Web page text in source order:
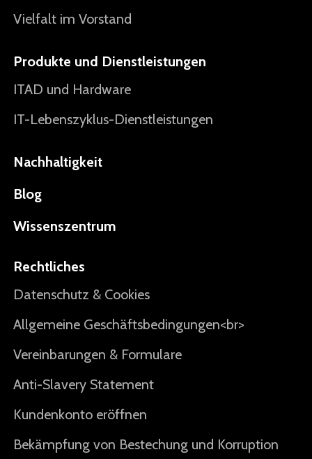
Vielfalt im Vorstand
Produkte und Dienstleistungen
ITAD und Hardware
IT-Lebenszyklus-Dienstleistungen
Nachhaltigkeit
Blog
Wissenszentrum
Rechtliches
Datenschutz & Cookies
Allgemeine Geschäftsbedingungen<br>
Vereinbarungen & Formulare
Anti-Slavery Statement
Kundenkonto eröffnen
Bekämpfung von Bestechung und Korruption